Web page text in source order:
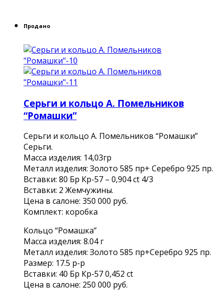
Продано
Серьги и кольцо А. Помельников
“Ромашки”
Серьги и кольцо А. Помельников “Ромашки”
Серьги.
Масса изделия: 14,03гр
Металл изделия: Золото 585 пр+ Серебро 925 пр.
Вставки: 80 Бр Кр-57 – 0,904 ct 4/3
Вставки: 2 Жемчужины.
Цена в салоне: 350 000 руб.
Комплект: коробка
Кольцо “Ромашка”
Масса изделия: 8.04 г
Металл изделия: Золото 585 пр+Серебро 925 пр.
Размер: 17.5 р-р
Вставки: 40 Бр Кр-57 0,452 ct
Цена в салоне: 250 000 руб.